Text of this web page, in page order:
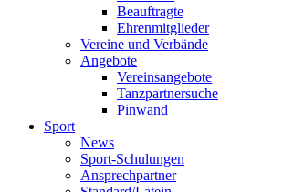
Beauftragte
Ehrenmitglieder
Vereine und Verbände
Angebote
Vereinsangebote
Tanzpartnersuche
Pinwand
Sport
News
Sport-Schulungen
Ansprechpartner